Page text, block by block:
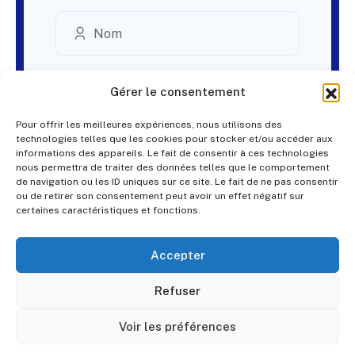
Gérer le consentement
Pour offrir les meilleures expériences, nous utilisons des
technologies telles que les cookies pour stocker et/ou accéder aux
informations des appareils. Le fait de consentir à ces technologies
nous permettra de traiter des données telles que le comportement
de navigation ou les ID uniques sur ce site. Le fait de ne pas consentir
ou de retirer son consentement peut avoir un effet négatif sur
certaines caractéristiques et fonctions.
Accepter
Refuser
Voir les préférences